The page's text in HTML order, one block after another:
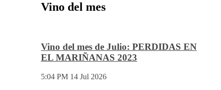
Vino del mes
Vino del mes de Julio: PERDIDAS EN
EL MARIÑANAS 2023
5:04 PM 14 Jul 2026